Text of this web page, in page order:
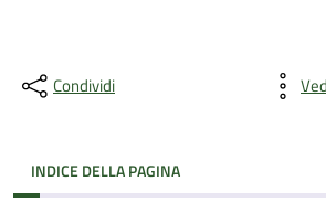
Condividi
INDICE DELLA PAGINA